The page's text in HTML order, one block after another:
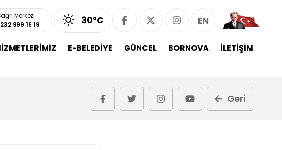
Merkezi
999 19 19
30°C EN
E-BELEDİYE GÜNCEL BORNOVA İLETİŞİM
Geri